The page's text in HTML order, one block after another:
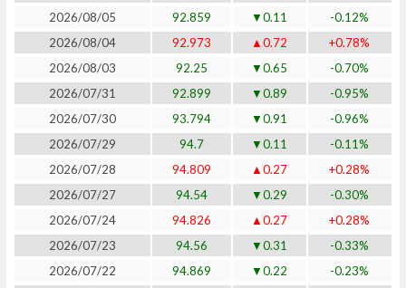
2026/08/05
92.859 ▼0.11
-0.12%
2026/08/04
92.973 ▲0.72
+0.78%
2026/08/03
92.25 ▼0.65
-0.70%
2026/07/31
92.899 ▼0.89
-0.95%
2026/07/30
93.794 ▼0.91
-0.96%
2026/07/29
94.7 ▼0.11
-0.11%
2026/07/28
94.809 ▲0.27
+0.28%
2026/07/27
94.54 ▼0.29
-0.30%
2026/07/24
94.826 ▲0.27
+0.28%
2026/07/23
94.56 ▼0.31
-0.33%
2026/07/22
94.869 ▼0.22
-0.23%